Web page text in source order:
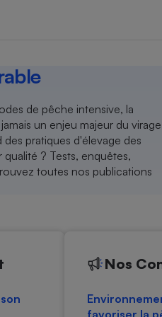
de pêche intensive, la
un enjeu majeur du virage
pratiques d'élevage des
? Tests, enquêtes,
toutes nos publications
Nos
favoriser la
Additifs
Produit alimentaire
Achat - Vente - Location
Carburant
Organismes de défense
Système judiciairegratuit
Achat - Vente - Travaux
Copropriété
Location
Démarche administrative
Famille
Senior
Train
Transport aérien